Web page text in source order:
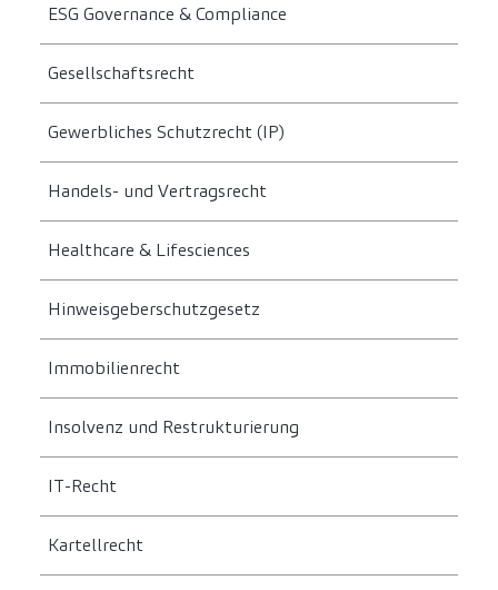
ESG Governance & Compliance
Gesellschaftsrecht
Gewerbliches Schutzrecht (IP)
Handels- und Vertragsrecht
Healthcare & Lifesciences
Hinweisgeberschutzgesetz
Immobilienrecht
Insolvenz und Restrukturierung
IT-Recht
Kartellrecht